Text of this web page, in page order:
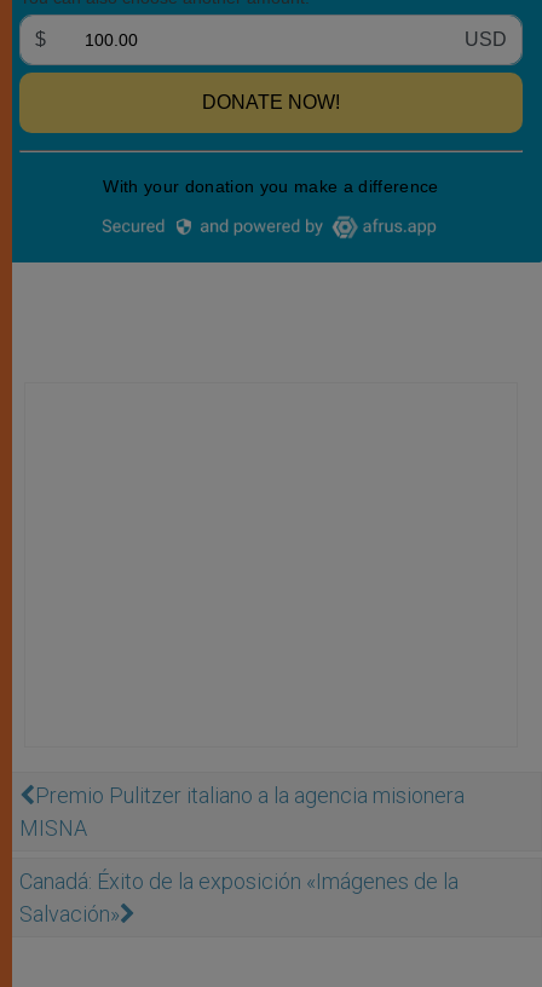
Premio Pulitzer italiano a la agencia misionera
MISNA
Canadá: Éxito de la exposición «Imágenes de la
Salvación»